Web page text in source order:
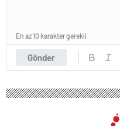
Gönder
En az 10 karakter gerekli